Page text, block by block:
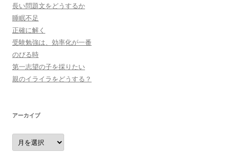
長い問題文をどうするか
睡眠不足
正確に解く
受験勉強は、効率化が一番
のびる時
第一志望の子を採りたい
親のイライラをどうする？
アーカイブ
ア
ー
カ